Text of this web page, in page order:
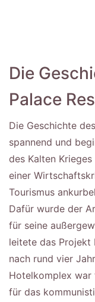
Die
Palace
Die Geschichte
spannend und
des Kalten
einer
Tourismus
Dafür wurde der
für seine
leitete das Projekt
nach rund vier
Hotelkomplex war
für das